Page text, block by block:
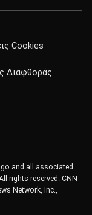
Cookies
Διαφθοράς
and all associated
rights reserved. CNN
Network, Inc.,